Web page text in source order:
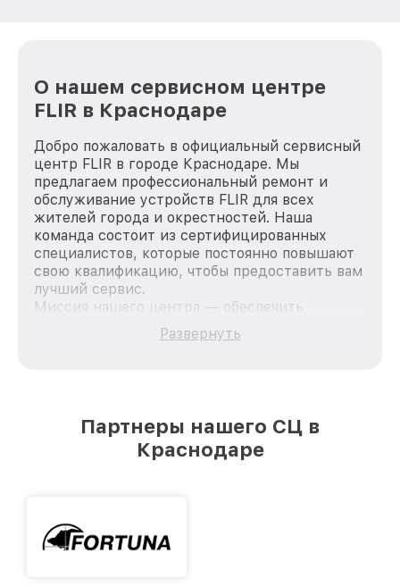
О нашем сервисном центре
FLIR в Краснодаре
Добро пожаловать в официальный сервисный
центр FLIR в городе Краснодаре. Мы
предлагаем профессиональный ремонт и
обслуживание устройств FLIR для всех
жителей города и окрестностей. Наша
команда состоит из сертифицированных
специалистов, которые постоянно повышают
свою квалификацию, чтобы предоставить вам
лучший сервис.
Миссия нашего центра — обеспечить
качественный и доступный ремонт для
каждого пользователя продукции FLIR, вне
лучшим сервисным центром FLIR в городе
Краснодаре, постоянно повышая уровень
Развернуть
Партнеры нашего СЦ в
Краснодаре